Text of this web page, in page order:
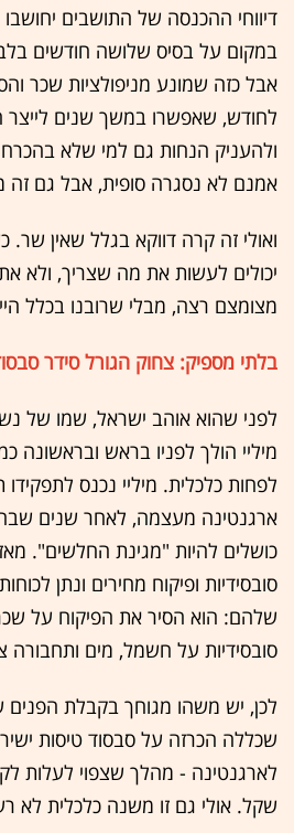
במקום על בסיס שלושה חודשים
אבל כזה שמונע מניפולציות שכר
לחודש, שאפשרו במשך שנים לייצר
ולהעניק הנחות גם למי שלא
אמנם לא נסגרה סופית, אבל גם זה
ואולי זה קרה דווקא בגלל שאין שר.
יכולים לעשות את מה שצריך, ולא
מצומצם רצה, מבלי שרובנו בכלל
בלתי מספיק: צחוק הגורל סידר
לפני שהוא אוהב ישראל, שמו של
מיליי הולך לפניו בראש ובראשונה
לפחות כלכלית. מיליי נכנס
ארגנטינה מעצמה, לאחר שנים
כושלים להיות "מגינת החלשים".
סובסידיות ופיקוח מחירים ונתן
שלהם: הוא הסיר את הפיקוח על
סובסידיות על חשמל, מים ותחבורה
לכן, יש משהו מגוחך בקבלת
שכללה הכרזה על סבסוד טיסות
שקל. אולי גם זו משנה כלכלית לא